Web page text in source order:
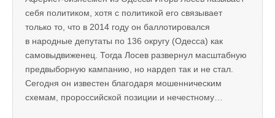
себя политиком, хотя с политикой его связывает
только то, что в 2014 году он баллотировался
в народные депутаты по 136 округу (Одесса) как
самовыдвиженец. Тогда Лосев развернул масштабную
предвыборную кампанию, но нардеп так и не стал.
Сегодня он известен благодаря мошенническим
схемам, пророссийской позиции и нечестному…